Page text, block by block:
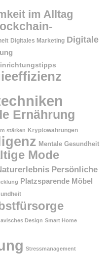
im Alltag
Digitales Marketing Digitale
Ernährung
stärken Kryptowährungen
Mentale Gesundheit
Mode
Persönliche
Platzsparende Möbel
Design Smart Home
Stressmanagement